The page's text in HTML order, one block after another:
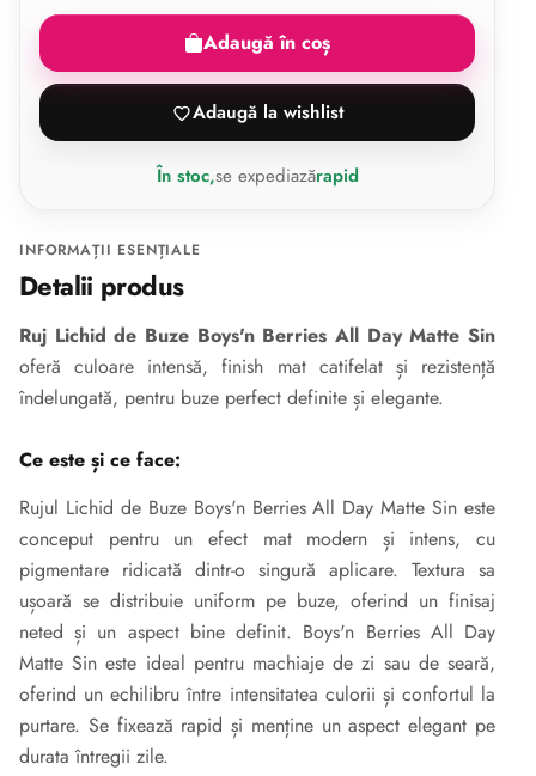
Adaugă în coș
Adaugă la wishlist
În stoc,se expediazărapid
INFORMAȚII ESENȚIALE
Detalii produs
Ruj Lichid de Buze Boys'n Berries All Day Matte Sin
oferă culoare intensă, finish mat catifelat și rezistență
îndelungată, pentru buze perfect definite și elegante.
Ce este și ce face:
Rujul Lichid de Buze Boys'n Berries All Day Matte Sin este
conceput pentru un efect mat modern și intens, cu
pigmentare ridicată dintr-o singură aplicare. Textura sa
ușoară se distribuie uniform pe buze, oferind un finisaj
neted și un aspect bine definit. Boys'n Berries All Day
Matte Sin este ideal pentru machiaje de zi sau de seară,
oferind un echilibru între intensitatea culorii și confortul la
purtare. Se fixează rapid și menține un aspect elegant pe
durata întregii zile.